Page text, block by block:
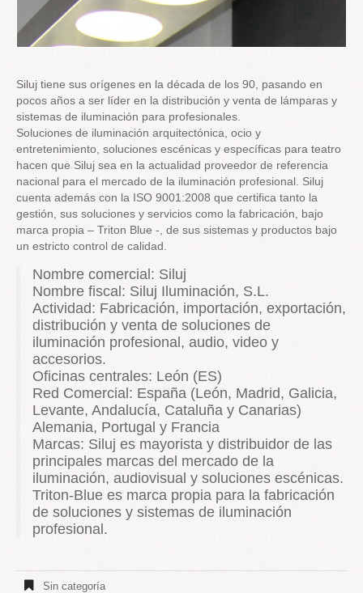
Siluj tiene sus orígenes en la década de los 90, pasando en
pocos años a ser líder en la distribución y venta de lámparas y
sistemas de iluminación para profesionales.
Soluciones de iluminación arquitectónica, ocio y
entretenimiento, soluciones escénicas y específicas para teatro
hacen que Siluj sea en la actualidad proveedor de referencia
nacional para el mercado de la iluminación profesional. Siluj
cuenta además con la ISO 9001:2008 que certifica tanto la
gestión, sus soluciones y servicios como la fabricación, bajo
marca propia – Triton Blue -, de sus sistemas y productos bajo
un estricto control de calidad.
Nombre comercial: Siluj
Nombre fiscal: Siluj Iluminación, S.L.
Actividad: Fabricación, importación, exportación,
distribución y venta de soluciones de
iluminación profesional, audio, video y
accesorios.
Oficinas centrales: León (ES)
Red Comercial: España (León, Madrid, Galicia,
Levante, Andalucía, Cataluña y Canarias)
Alemania, Portugal y Francia
Marcas: Siluj es mayorista y distribuidor de las
principales marcas del mercado de la
iluminación, audiovisual y soluciones escénicas.
Triton-Blue es marca propia para la fabricación
de soluciones y sistemas de iluminación
profesional.
Sin categoría